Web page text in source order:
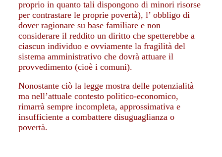
proprio in quanto tali dispongono di minori risorse
per contrastare le proprie povertà), l’ obbligo di
dover ragionare su base familiare e non
considerare il reddito un diritto che spetterebbe a
ciascun individuo e ovviamente la fragilità del
sistema amministrativo che dovrà attuare il
provvedimento (cioè i comuni).
Nonostante ciò la legge mostra delle potenzialità
ma nell’attuale contesto politico-economico,
rimarrà sempre incompleta, approssimativa e
insufficiente a combattere disuguaglianza o
povertà.